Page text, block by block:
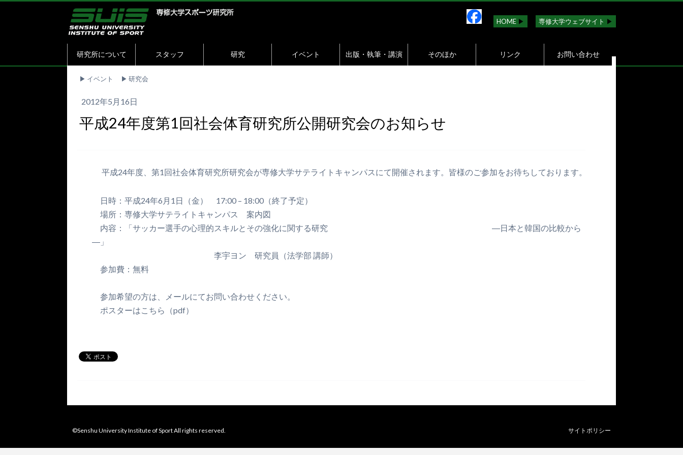
HOME ▶︎ 専修大学ウェブサイト ▶︎
研究所について スタッフ 研究 イベント 出版・執筆・講演 そのほか リンク お問い合わせ
▶︎ イベント ▶︎ 研究会
2012年5月16日
平成24年度第1回社会体育研究所公開研究会のお知らせ
平成24年度、第1回社会体育研究所研究会が専修大学サテライトキャンパスにて開催されます。皆様のご参加をお待ちしております。
日時：平成24年6月1日（金） 17:00 – 18:00（終了予定）
場所：専修大学サテライトキャンパス 案内図
内容：「サッカー選手の心理的スキルとその強化に関する研究 ―日本と韓国の比較から
―」
李宇ヨン 研究員（法学部 講師）
参加費：無料
参加希望の方は、メールにてお問い合わせください。
ポスターはこちら（pdf）
©Senshu University Institute of Sport All rights reserved. サイトポリシー